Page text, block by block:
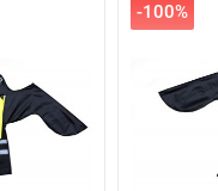
-100%